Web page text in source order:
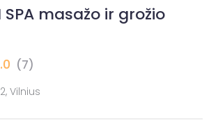
SPA masažo ir grožio
(7)
Vilnius